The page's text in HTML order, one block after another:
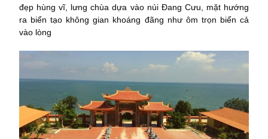
đẹp hùng vĩ, lưng chùa dựa vào núi Đang Cưu, mặt hướng
ra biển tạo không gian khoáng đãng như ôm trọn biển cả
vào lòng